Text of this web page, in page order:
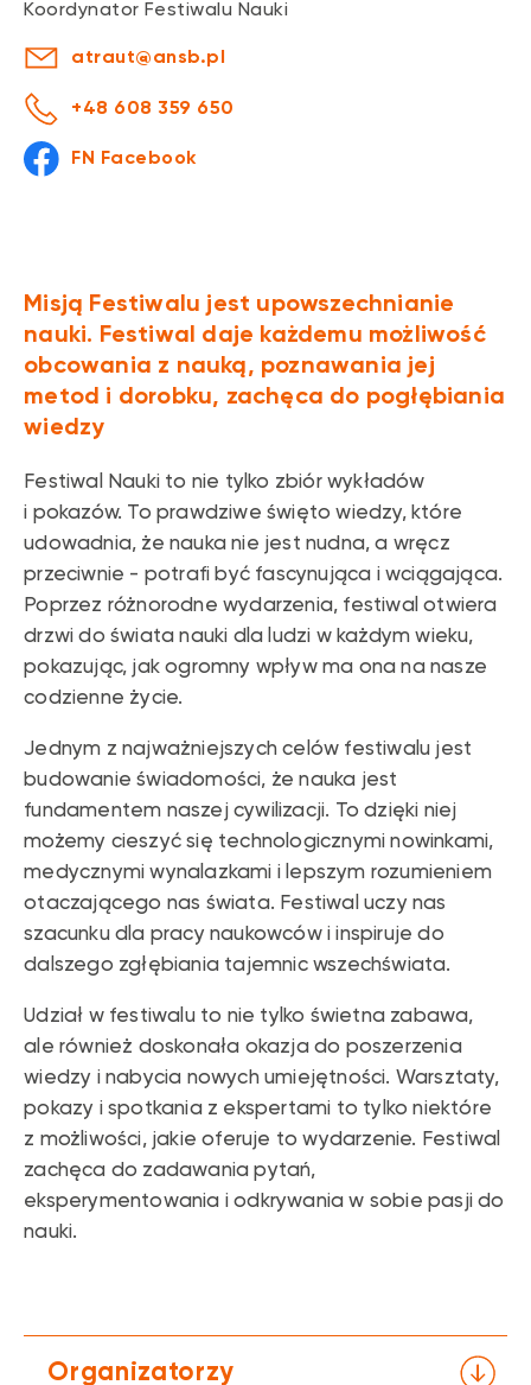
Koordynator Festiwalu Nauki
atraut@ansb.pl
+48 608 359 650
FN Facebook
Misją Festiwalu jest upowszechnianie
nauki. Festiwal daje każdemu możliwość
obcowania z nauką, poznawania jej
metod i dorobku, zachęca do pogłębiania
wiedzy
Festiwal Nauki to nie tylko zbiór wykładów
i pokazów. To prawdziwe święto wiedzy, które
udowadnia, że nauka nie jest nudna, a wręcz
przeciwnie - potrafi być fascynująca i wciągająca.
Poprzez różnorodne wydarzenia, festiwal otwiera
drzwi do świata nauki dla ludzi w każdym wieku,
pokazując, jak ogromny wpływ ma ona na nasze
codzienne życie.
Jednym z najważniejszych celów festiwalu jest
budowanie świadomości, że nauka jest
fundamentem naszej cywilizacji. To dzięki niej
możemy cieszyć się technologicznymi nowinkami,
medycznymi wynalazkami i lepszym rozumieniem
otaczającego nas świata. Festiwal uczy nas
szacunku dla pracy naukowców i inspiruje do
dalszego zgłębiania tajemnic wszechświata.
Udział w festiwalu to nie tylko świetna zabawa,
ale również doskonała okazja do poszerzenia
wiedzy i nabycia nowych umiejętności. Warsztaty,
pokazy i spotkania z ekspertami to tylko niektóre
z możliwości, jakie oferuje to wydarzenie. Festiwal
zachęca do zadawania pytań,
eksperymentowania i odkrywania w sobie pasji do
nauki.
Organizatorzy